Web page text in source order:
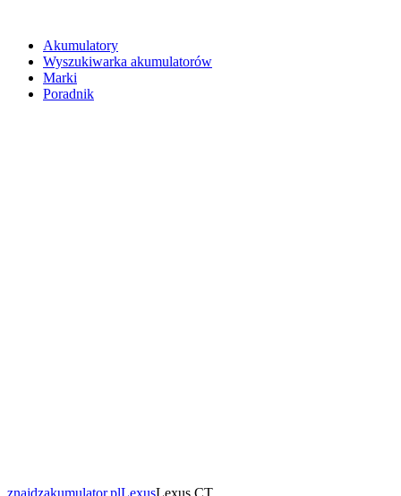
Akumulatory
Wyszukiwarka akumulatorów
Marki
Poradnik
znajdzakumulator.plLexusLexus CT